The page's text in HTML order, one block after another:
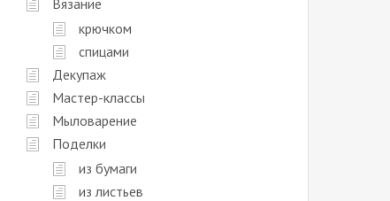
Вязание
крючком
спицами
Декупаж
Мастер-классы
Мыловарение
Поделки
из бумаги
из листьев